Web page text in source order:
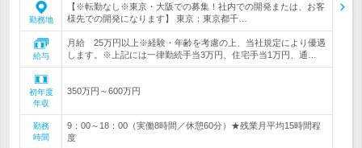
勤務地
【※転勤なし※東京・大阪での募集！社内での開発または、お客
様先での開発になります】 東京：東京都千…
給与
月給 25万円以上※経験・年齢を考慮の上、当社規定により優遇
します。※上記には一律勤続手当3万円、住宅手当1万円、通…
初年度
年収
350万円～600万円
勤務
時間
9：00～18：00（実働8時間／休憩60分）★残業月平均15時間程
度